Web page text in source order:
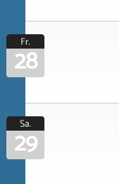
Fr.
28
Sa.
29